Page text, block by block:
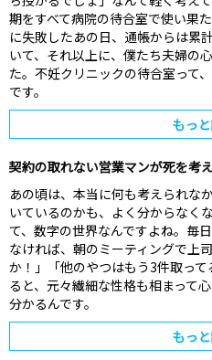
期をすべて病院の待合室で使い果
に失敗したあの日、通帳からは累
いて、それ以上に、僕たち夫婦の
た。‍不妊クリニックの待合室って
です。
もっ
契約の取れない営業マンが死を考
あの頃は、本当に何も考えられな
いているのかも、よく分からなく
て、数字の世界なんですよね。毎
なければ、朝のミーティングで上
か！」「他のやつはもう3件取っ
ると、元々繊細な性格も相まって
分かるんです。
もっ